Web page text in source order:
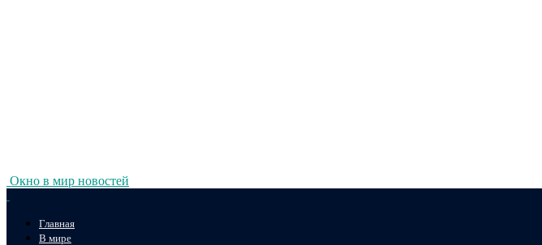
Окно в мир новостей
Главная
В мире